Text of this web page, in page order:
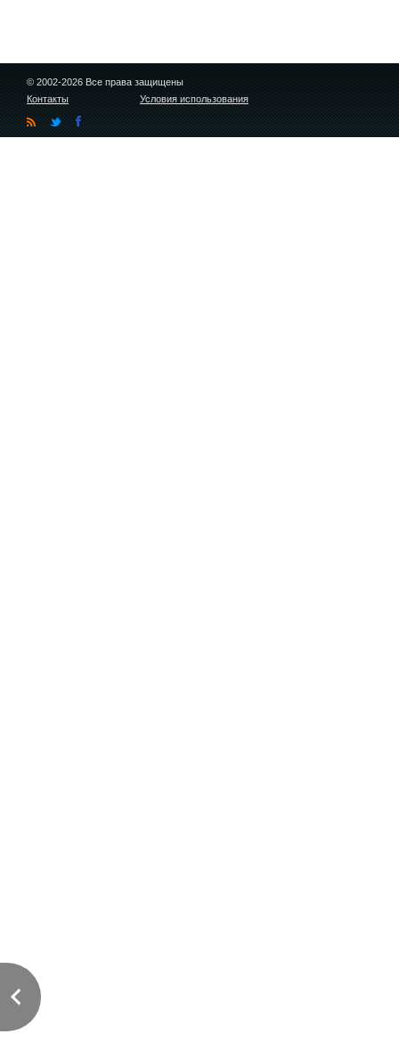
© 2002-2026 Все права защищены
Контакты
Условия использования